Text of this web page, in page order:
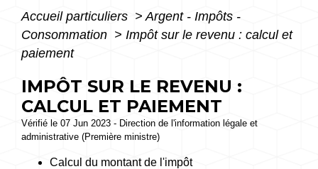
Accueil particuliers > Argent - Impôts -
Consommation > Impôt sur le revenu : calcul et
paiement
IMPÔT SUR LE REVENU :
CALCUL ET PAIEMENT
Vérifié le 07 Jun 2023 - Direction de l'information légale et
administrative (Première ministre)
Calcul du montant de l'impôt